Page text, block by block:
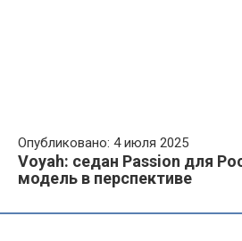
Опубликовано: 4 июля 2025
Voyah: седан Passion для
модель в перспективе